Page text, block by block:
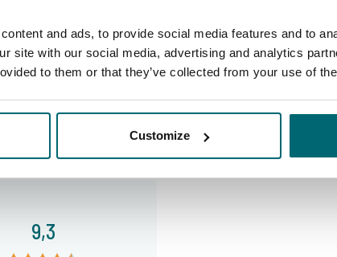
and ads, to provide social media features and to
site with our social media, advertising and analytics
to them or that they’ve collected from your use of
Customize
9,2
100% zuverlässig,
Absolut führend im
9,3